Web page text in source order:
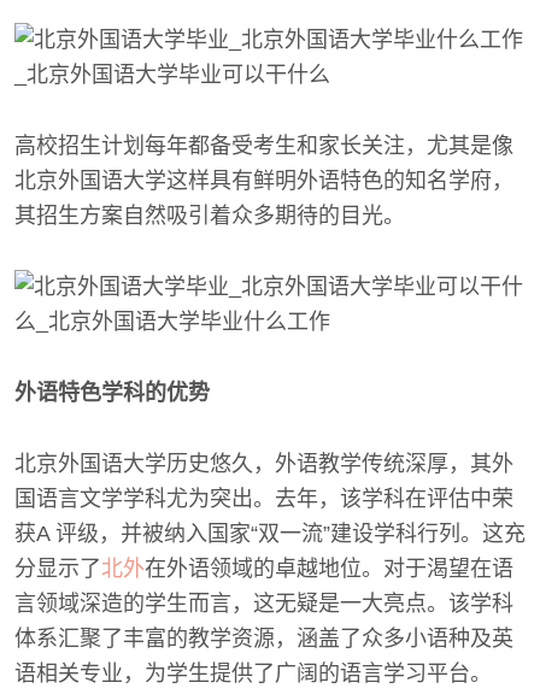
高校招生计划每年都备受考生和家长关注，尤其是像
北京外国语大学这样具有鲜明外语特色的知名学府，
其招生方案自然吸引着众多期待的目光。
外语特色学科的优势
北京外国语大学历史悠久，外语教学传统深厚，其外
国语言文学学科尤为突出。去年，该学科在评估中荣
获A 评级，并被纳入国家“双一流”建设学科行列。这充
分显示了北外在外语领域的卓越地位。对于渴望在语
言领域深造的学生而言，这无疑是一大亮点。该学科
体系汇聚了丰富的教学资源，涵盖了众多小语种及英
语相关专业，为学生提供了广阔的语言学习平台。